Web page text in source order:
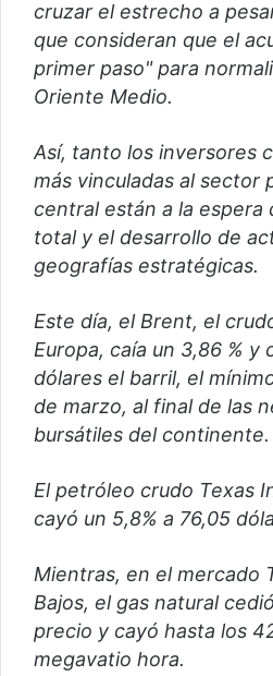
cruzar el estrecho a
que consideran que el
primer paso" para
Oriente Medio.
Así, tanto los inversores
más vinculadas al sector
central están a la espera
total y el desarrollo de
geografías estratégicas.
Este día, el Brent, el
Europa, caía un 3,86 % y
dólares el barril, el
de marzo, al final de las
bursátiles del continente.
El petróleo crudo Texas
cayó un 5,8% a 76,05
Mientras, en el mercado
Bajos, el gas natural
precio y cayó hasta los
megavatio hora.